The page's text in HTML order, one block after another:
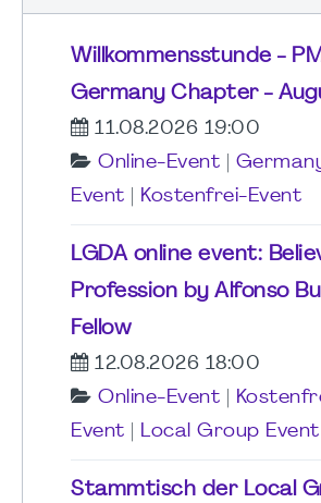
Willkommensstunde - PMI
Germany Chapter -
11.08.2026 19:00
Online-Event
Event
Kostenfrei-Event
LGDA online event:
Profession by Alfonso
Fellow
12.08.2026 18:00
Online-Event
Event
Local Group Event
Stammtisch der Local